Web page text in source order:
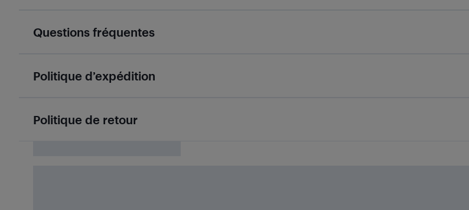
Questions fréquentes
Politique d’expédition
Politique de retour